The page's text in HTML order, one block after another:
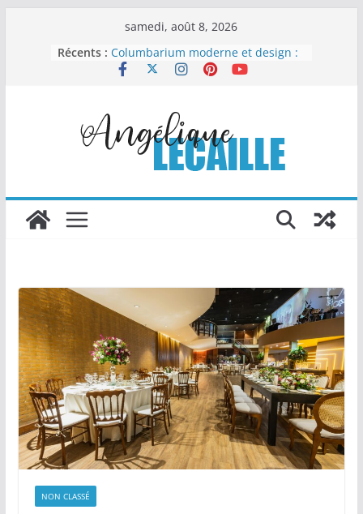
samedi, août 8, 2026
Récents : personnalisée transforme les
recettes industrielles
Les Travaux Publics : un pilier
essentiel du développement
durable
Le nettoyage automobile : l’art de
véhicule
Vaisselle jetable compostable : un
NON CLASSÉ